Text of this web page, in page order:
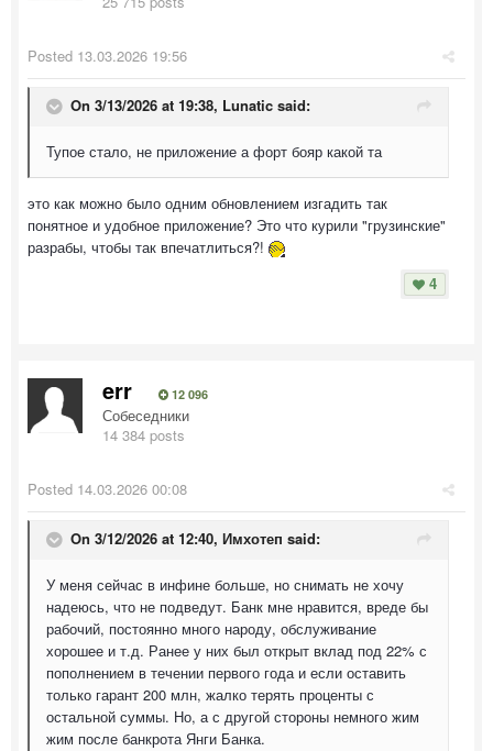
Posted 13.03.2026 19:56
On 3/13/2026 at 19:38, Lunatic said:
Тупое стало, не приложение а форт бояр какой та
это как можно было одним обновлением изгадить так
понятное и удобное приложение? Это что курили "грузинские"
разрабы, чтобы так впечатлиться?!
4
err 12 096
Собеседники
14 384 posts
Posted 14.03.2026 00:08
On 3/12/2026 at 12:40, Имхотеп said:
У меня сейчас в инфине больше, но снимать не хочу
надеюсь, что не подведут. Банк мне нравится, вреде бы
рабочий, постоянно много народу, обслуживание
хорошее и т.д. Ранее у них был открыт вклад под 22% с
пополнением в течении первого года и если оставить
только гарант 200 млн, жалко терять проценты с
остальной суммы. Но, а с другой стороны немного жим
жим после банкрота Янги Банка.